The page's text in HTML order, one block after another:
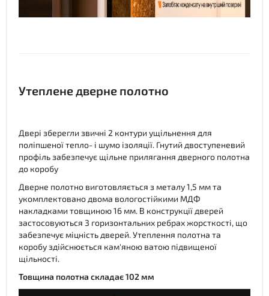
Утеплене дверне полотно
Двері зберегли звичні 2 контури ущільнення для
поліпшеної тепло- і шумо ізоляції. Гнутий двоступеневий
профіль забезпечує щільне прилягання дверного полотна
до коробу
Дверне полотно виготовляється з металу 1,5 мм та
укомплектовано двома вологостійкими МДФ
накладками товщиною 16 мм. В конструкції дверей
застосовуються 3 горизонтальних ребрах жорсткості, що
забезпечує міцність дверей. Утеплення полотна та
коробу здійснюється кам'яною ватою підвищеної
щільності.
Товщина полотна складає 102 мм